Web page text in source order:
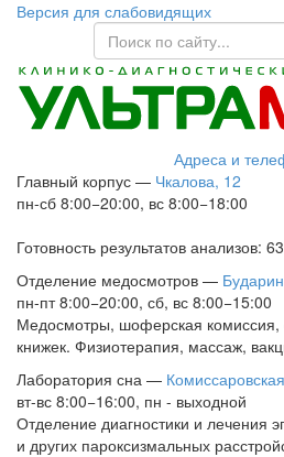
Версия для слабовидящих
Адреса и
Главный корпус — Чкалова, 12
пн-сб 8:00−20:00, вс 8:00−18:00
Готовность результатов анализов:
Отделение медосмотров —
пн-пт 8:00−20:00, сб, вс 8:00−15:00
Медосмотры, шоферская
книжек. Физиотерапия, массаж,
Лаборатория сна —
вт-вс 8:00−16:00, пн - выходной
Отделение диагностики и лечения
и других пароксизмальных